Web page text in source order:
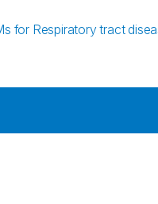
for Respiratory tract